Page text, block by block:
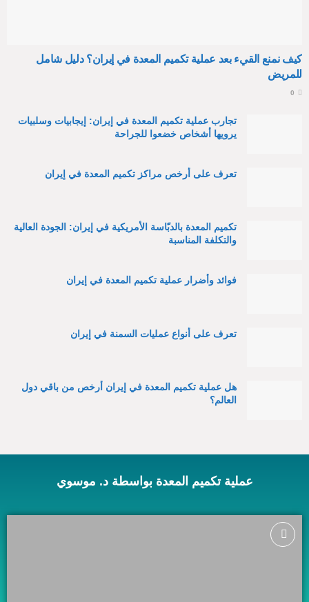
كيف نمنع القيء بعد عملية تكميم المعدة في إيران؟ دليل شامل
للمريض
تجارب عملية تكميم المعدة في إيران: إيجابيات وسلبيات
يرويها أشخاص خضعوا للجراحة
تعرف على أرخص مراكز تكميم المعدة في إيران
تكميم المعدة بالدبّاسة الأمريكية في إيران: الجودة العالية
والتكلفة المناسبة
فوائد وأضرار عملية تكميم المعدة في إيران
تعرف على أنواع عمليات السمنة في إيران
هل عملية تكميم المعدة في إيران أرخص من باقي دول
العالم؟
عملية تكميم المعدة بواسطة د. موسوي